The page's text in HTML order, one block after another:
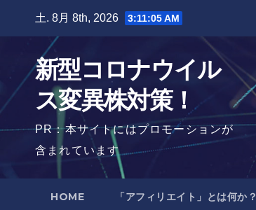
土. 8月 8th, 2026 3:11:06 AM
新型コロナウイル
ス変異株対策！
PR：本サイトにはプロモーションが
含まれています
HOME 「アフィリエイト」とは何か？